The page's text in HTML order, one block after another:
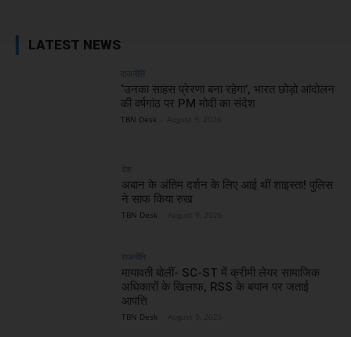
LATEST NEWS
राजनीति
‘उनका साहस प्रेरणा बना रहेगा’, भारत छोड़ो आंदोलन
की वर्षगांठ पर PM मोदी का संदेश
TBN Desk
देश
अबान के अंतिम दर्शन के लिए आई थीं शाइस्ता! पुलिस
ने साफ किया रुख
TBN Desk
राजनीति
मायावती बोलीं- SC-ST में क्रीमी लेयर सामाजिक
अधिकारों के खिलाफ, RSS के बयान पर जताई
आपत्ति
TBN Desk